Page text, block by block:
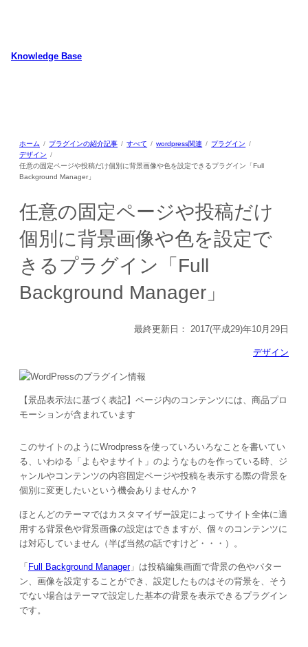
スKnowledge Base
ホーム プラグインの紹介記事 すべて wordpress関連
プラグイン
デザイン
任意の固定ページや投稿だけ個別に背景画像や色を設定できるプラグイン「Full
Background Manager」
任意の固定ページや投稿だけ
個別に背景画像や色を設定で
きるプラグイン「Full
Background Manager」
最終更新日： 2017(平成29)年10月29日
デザイン
【景品表示法に基づく表記】ページ内のコンテンツには、商品プロ
モーションが含まれています
このサイトのようにWrodpressを使っていろいろなことを書いてい
る、いわゆる「よもやまサイト」のようなものを作っている時、ジ
ャンルやコンテンツの内容固定ページや投稿を表示する際の背景を
個別に変更したいという機会ありませんか？
ほとんどのテーマではカスタマイザー設定によってサイト全体に適
用する背景色や背景画像の設定はできますが、個々のコンテンツに
は対応していません（半ば当然の話ですけど・・・）。
「 Full Background Manager」は投稿編集画面で背景の色やパター
ン、画像を設定することができ、設定したものはその背景を、そう
でない場合はテーマで設定した基本の背景を表示できるプラグイン
です。